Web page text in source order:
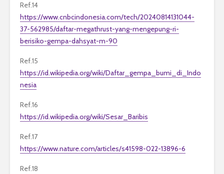
Ref.14
https://www.cnbcindonesia.com/tech/20240814131044-
37-562985/daftar-megathrust-yang-mengepung-ri-
berisiko-gempa-dahsyat-m-90
Ref.15
https://id.wikipedia.org/wiki/Daftar_gempa_bumi_di_Indo
nesia
Ref.16
https://id.wikipedia.org/wiki/Sesar_Baribis
Ref.17
https://www.nature.com/articles/s41598-022-13896-6
Ref.18